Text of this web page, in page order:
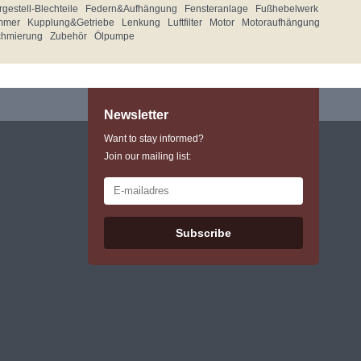
Blechteile Federn&Aufhängung Fensteranlage
Fußhebelwerk
Kupplung&Getriebe Lenkung Luftfilter Motor
Motoraufhängung
Zubehör Ölpumpe
Newsletter
Want to stay informed?
Join our mailing list:
Subscribe